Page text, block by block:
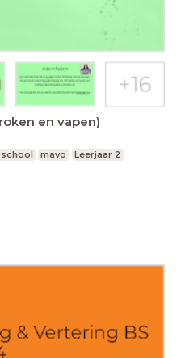
en vapen)
mavo Leerjaar 2